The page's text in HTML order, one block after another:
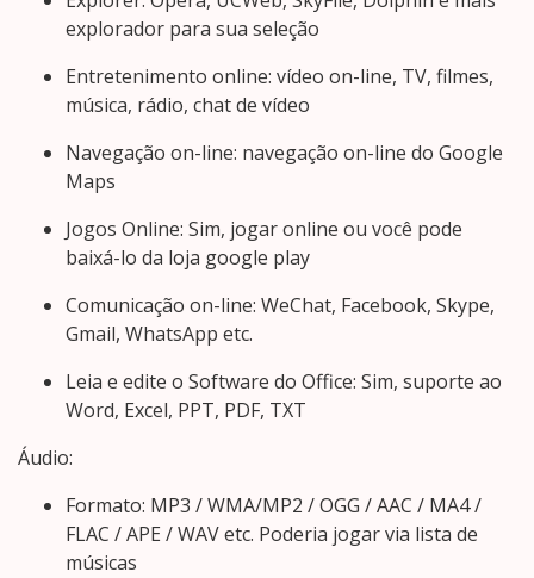
explorador para sua seleção
Entretenimento online: vídeo on-line, TV, filmes,
música, rádio, chat de vídeo
Navegação on-line: navegação on-line do Google
Maps
Jogos Online: Sim, jogar online ou você pode
baixá-lo da loja google play
Comunicação on-line: WeChat, Facebook, Skype,
Gmail, WhatsApp etc.
Leia e edite o Software do Office: Sim, suporte ao
Word, Excel, PPT, PDF, TXT
Áudio:
Formato: MP3 / WMA/MP2 / OGG / AAC / MA4 /
FLAC / APE / WAV etc. Poderia jogar via lista de
músicas